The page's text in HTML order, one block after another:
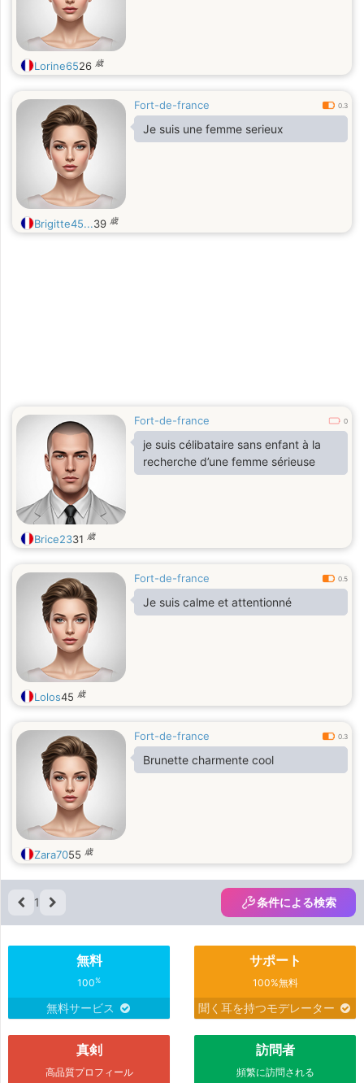
Lorine6526 歳
Fort-de-france 0.3
Je suis une femme serieux
Brigitte45...39 歳
Fort-de-france 0
je suis célibataire sans enfant à la
recherche d’une femme sérieuse
Brice2331 歳
Fort-de-france 0.5
Je suis calme et attentionné
Lolos45 歳
Fort-de-france 0.3
Brunette charmente cool
Zara7055 歳
1 条件による検索
無料
100%
無料サービス
サポート
100%無料
聞く耳を持つモデレーター
真剣
高品質プロフィール
訪問者
頻繁に訪問される